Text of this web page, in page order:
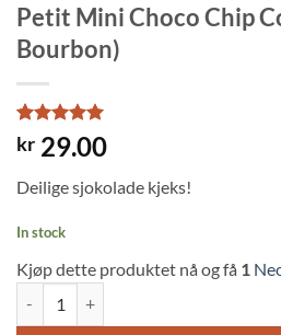
Petit Mini Choco Chip
Bourbon)
Rated5
out of 5
3
customer
kr 29.00
Deilige sjokolade kjeks!
In stock
Kjøp dette produktet nå og få 1